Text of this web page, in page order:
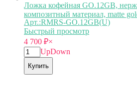
Ложка кофейная GO.12GB,
композитный материал, matte
Арт.:RMRS-GO.12GB(U)
Быстрый просмотр
4 700 ₽×
UpDown
Купить